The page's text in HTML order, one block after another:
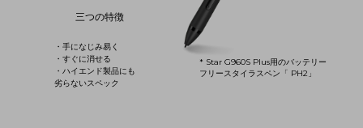
三つの特徴
・手になじみ易く
・すぐに消せる
・ハイエンド製品にも
劣らないスペック
* Star G960S Plus用のバッテリー
フリースタイラスペン「 PH2」